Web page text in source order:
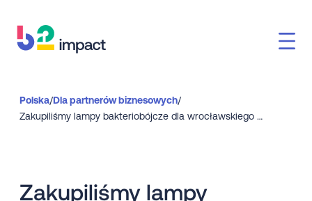
Polska/Dla partnerów biznesowych/
Zakupiliśmy lampy bakteriobójcze dla wrocławskiego DPS
Zakupiliśmy lampy